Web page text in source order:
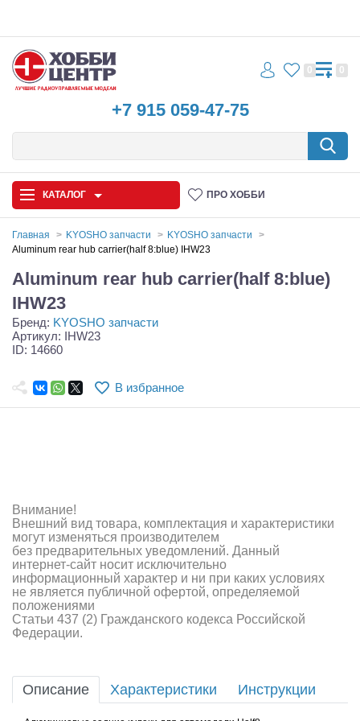
+7 915 059-47-75
0 0
КАТАЛОГ ПРО ХОББИ
Запчасти и аксессуары
Игрушки
Аппаратура и электроника
Аккумуляторы и батарейки
Зарядные устройства и блоки питания
Двигатели
Технические жидкости
Оптовая продажа запчастей для моделей
Главная KYOSHO запчасти
KYOSHO запчасти
Aluminum rear hub carrier(half 8:blue) IHW23
Aluminum rear hub carrier(half 8:blue)
IHW23
Бренд: KYOSHO запчасти
Артикул: IHW23
ID: 14660
В избранное
Внимание!
Внешний вид товара, комплектация и характеристики
могут изменяться производителем
без предварительных уведомлений. Данный
интернет-сайт носит исключительно
информационный характер и ни при каких условиях
не является публичной офертой, определяемой
положениями
Статьи 437 (2) Гражданского кодекса Российской
Федерации.
Описание Характеристики Инструкции